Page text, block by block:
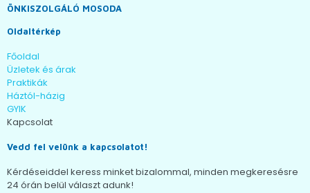
ÖNKISZOLGÁLÓ MOSODA
Oldaltérkép
Főoldal
Üzletek és árak
Praktikák
Háztól-házig
GYIK
Kapcsolat
Vedd fel velünk a kapcsolatot!
Kérdéseiddel keress minket bizalommal, minden megkeresésre
24 órán belül választ adunk!